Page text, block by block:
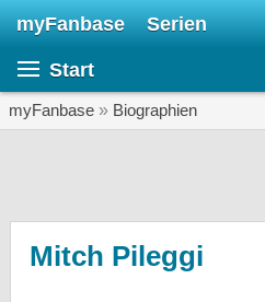
myFanbase Serien
Start
myFanbase » Biographien
Mitch Pileggi